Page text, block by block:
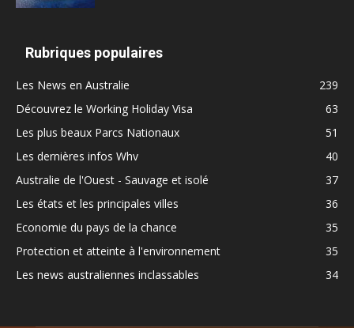
Rubriques populaires
Les News en Australie
239
Découvrez le Working Holiday Visa
63
Les plus beaux Parcs Nationaux
51
Les dernières infos Whv
40
Australie de l'Ouest - Sauvage et isolé
37
Les états et les principales villes
36
Economie du pays de la chance
35
Protection et atteinte à l'environnement
35
Les news australiennes inclassables
34